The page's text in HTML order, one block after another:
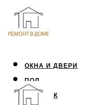
ОКНА И ДВЕРИ
ПОЛ
ПОТОЛОК